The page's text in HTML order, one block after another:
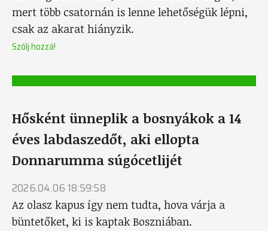
mert több csatornán is lenne lehetőségük lépni,
csak az akarat hiányzik.
Szólj hozzá!
Hősként ünneplik a bosnyákok a 14
éves labdaszedőt, aki ellopta
Donnarumma súgócetlijét
2026.04.06 18:59:58
Az olasz kapus így nem tudta, hova várja a
büntetőket, ki is kaptak Boszniában.